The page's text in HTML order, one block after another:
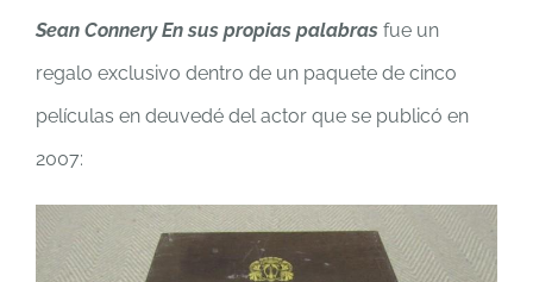
Sean Connery En sus propias palabras fue un
regalo exclusivo dentro de un paquete de cinco
películas en deuvedé del actor que se publicó en
2007: